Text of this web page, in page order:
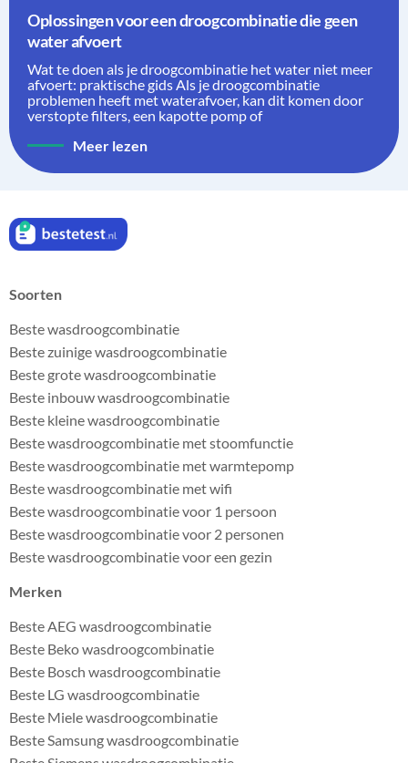
Oplossingen voor een droogcombinatie die geen
water afvoert
Wat te doen als je droogcombinatie het water niet meer
afvoert: praktische gids Als je droogcombinatie
problemen heeft met waterafvoer, kan dit komen door
verstopte filters, een kapotte pomp of
Meer lezen
Soorten
Beste wasdroogcombinatie
Beste zuinige wasdroogcombinatie
Beste grote wasdroogcombinatie
Beste inbouw wasdroogcombinatie
Beste kleine wasdroogcombinatie
Beste wasdroogcombinatie met stoomfunctie
Beste wasdroogcombinatie met warmtepomp
Beste wasdroogcombinatie met wifi
Beste wasdroogcombinatie voor 1 persoon
Beste wasdroogcombinatie voor 2 personen
Beste wasdroogcombinatie voor een gezin
Merken
Beste AEG wasdroogcombinatie
Beste Beko wasdroogcombinatie
Beste Bosch wasdroogcombinatie
Beste LG wasdroogcombinatie
Beste Miele wasdroogcombinatie
Beste Samsung wasdroogcombinatie